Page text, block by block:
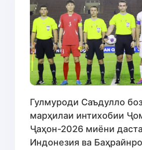
Гулмуроди Саъдулло
марҳилаи интихобии
Ҷаҳон-2026 миёни
Индонезия ва